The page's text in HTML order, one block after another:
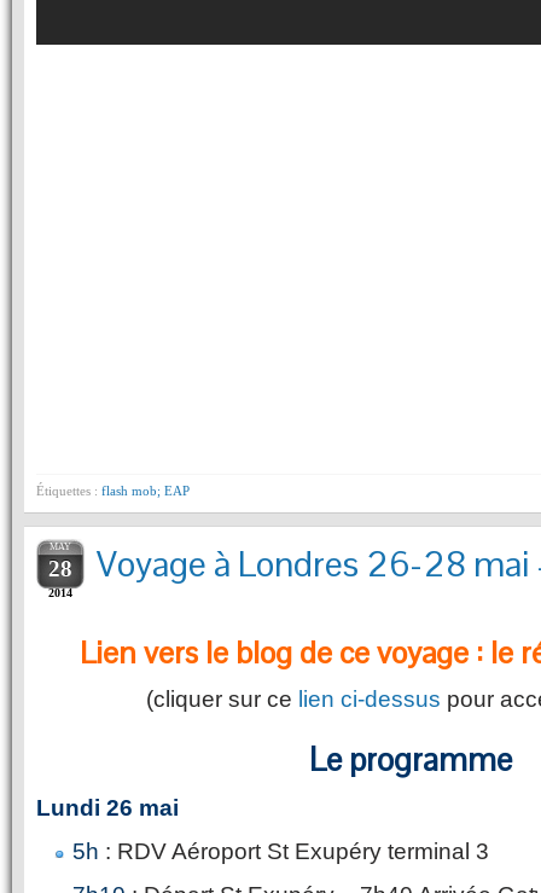
Étiquettes : flash mob; EAP
MAY
28
2014
Voyage à Londres 26-28 mai
Lien vers le blog de ce voyage : le
(cliquer sur ce lien ci-dessus pour
Le programme
Lundi 26 mai
5h : RDV Aéroport St Exupéry terminal 3